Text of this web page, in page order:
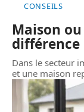
CONSEILS
Maison
Dans le secteur
et une maison